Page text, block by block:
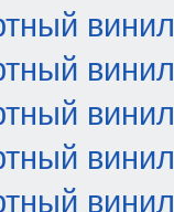
винил
винил
винил
винил
винил